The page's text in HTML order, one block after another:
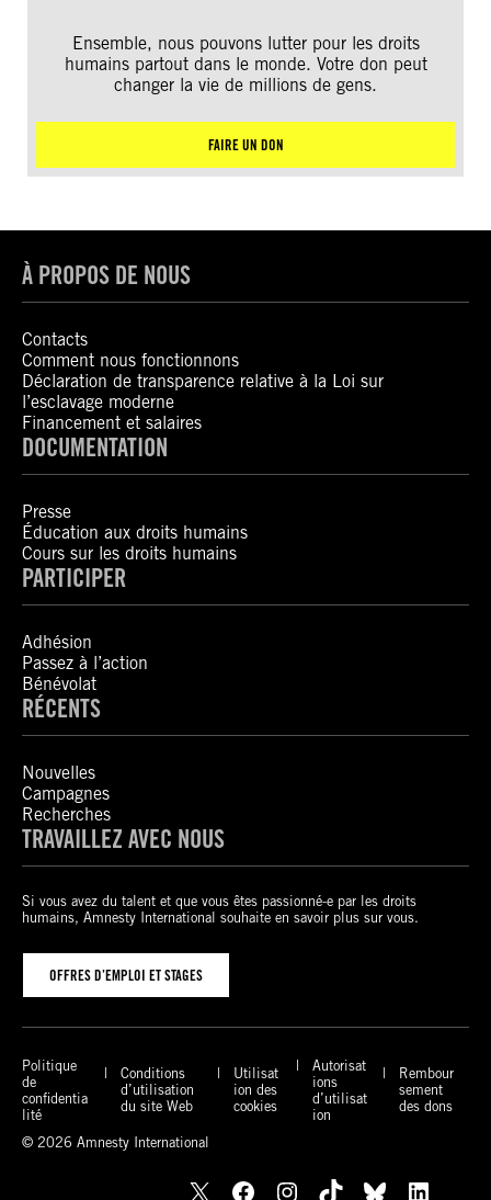
Ensemble, nous pouvons lutter pour les droits
humains partout dans le monde. Votre don peut
changer la vie de millions de gens.
FAIRE UN DON
À PROPOS DE NOUS
Contacts
Comment nous fonctionnons
Déclaration de transparence relative à la Loi sur
l’esclavage moderne
Financement et salaires
DOCUMENTATION
Presse
Éducation aux droits humains
Cours sur les droits humains
PARTICIPER
Adhésion
Passez à l’action
Bénévolat
RÉCENTS
Nouvelles
Campagnes
Recherches
TRAVAILLEZ AVEC NOUS
Si vous avez du talent et que vous êtes passionné-e par les droits
humains, Amnesty International souhaite en savoir plus sur vous.
OFFRES D’EMPLOI ET STAGES
Politique
de
confidentia
lité
Conditions
d’utilisation
du site Web
Utilisat
ion des
cookies
Autorisat
ions
d’utilisat
ion
Rembour
sement
des dons
© 2026 Amnesty International
X Facebook Instagram TikTok Bluesky LinkedIn